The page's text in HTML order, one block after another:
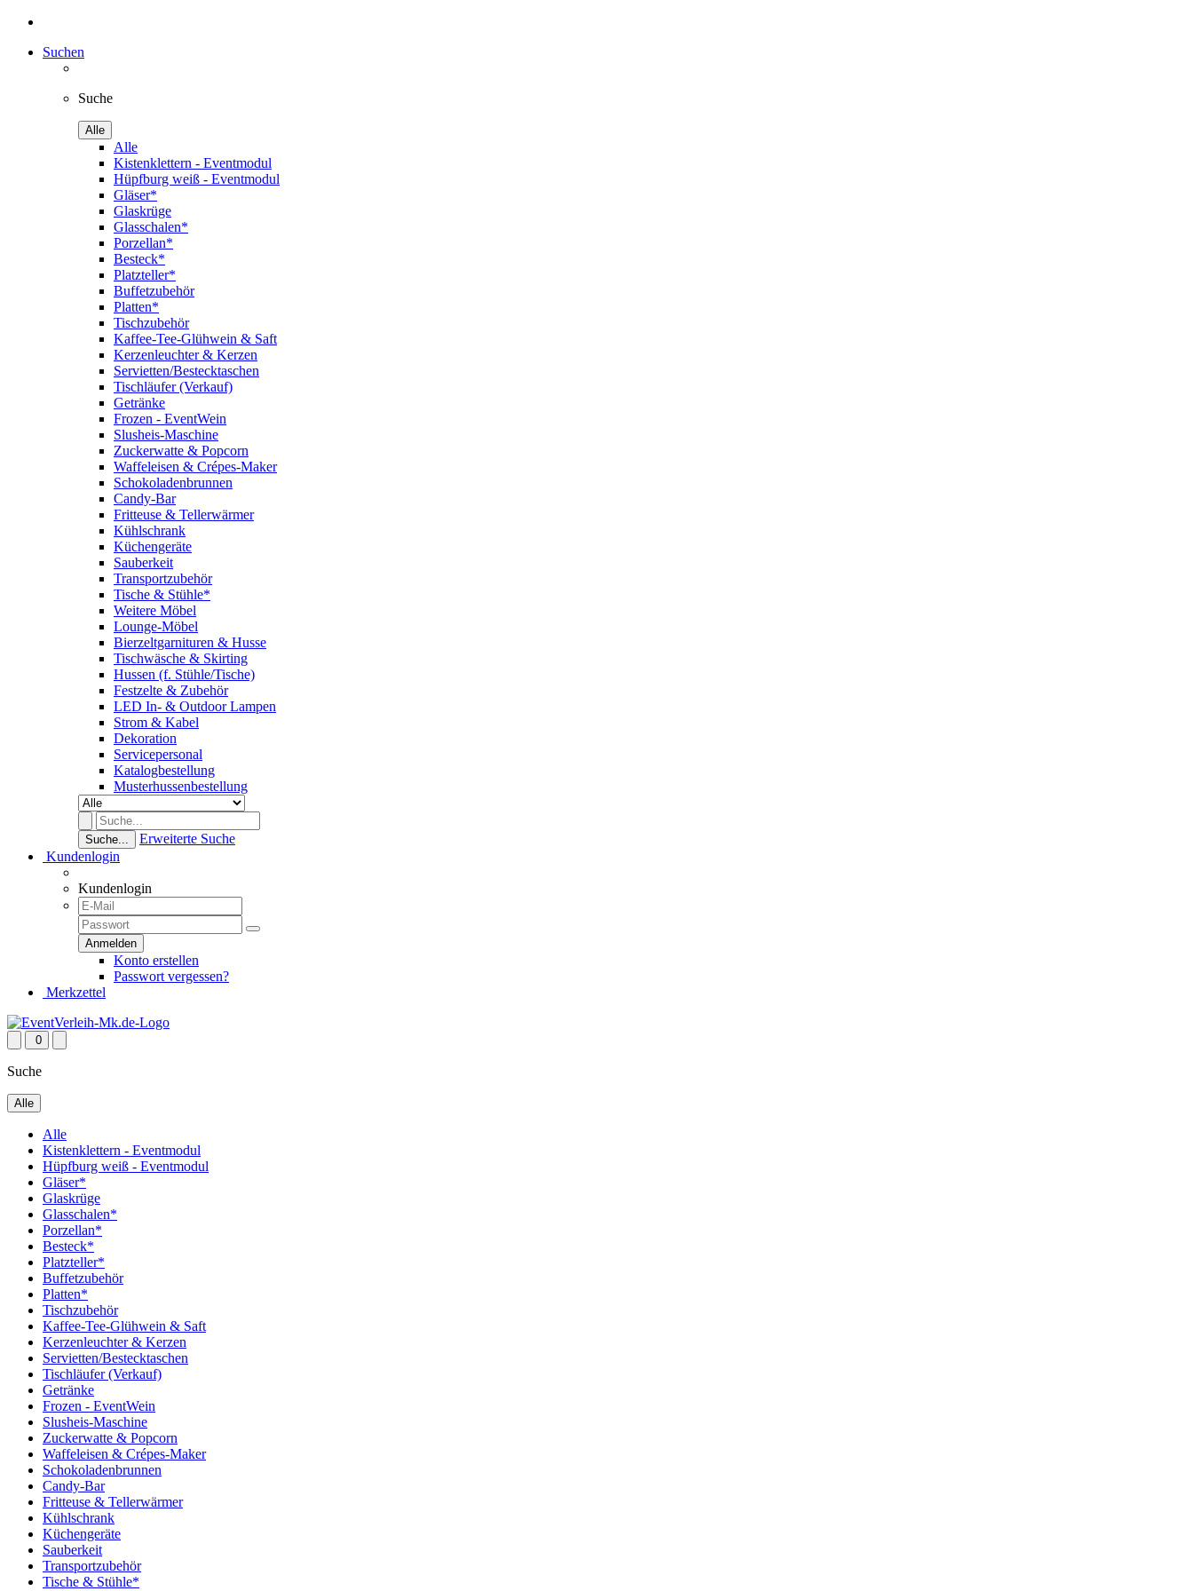
Suchen
Suche
Alle
Alle
Kistenklettern - Eventmodul
Hüpfburg weiß - Eventmodul
Gläser*
Glaskrüge
Glasschalen*
Porzellan*
Besteck*
Platzteller*
Buffetzubehör
Platten*
Tischzubehör
Kaffee-Tee-Glühwein & Saft
Kerzenleuchter & Kerzen
Servietten/Bestecktaschen
Tischläufer (Verkauf)
Getränke
Frozen - EventWein
Slusheis-Maschine
Zuckerwatte & Popcorn
Waffeleisen & Crépes-Maker
Schokoladenbrunnen
Candy-Bar
Fritteuse & Tellerwärmer
Kühlschrank
Küchengeräte
Sauberkeit
Transportzubehör
Tische & Stühle*
Weitere Möbel
Lounge-Möbel
Bierzeltgarnituren & Husse
Tischwäsche & Skirting
Hussen (f. Stühle/Tische)
Festzelte & Zubehör
LED In- & Outdoor Lampen
Strom & Kabel
Dekoration
Servicepersonal
Katalogbestellung
Musterhussenbestellung
Suche...
Erweiterte Suche
Kundenlogin
Kundenlogin
Konto erstellen
Passwort vergessen?
Merkzettel
0
Suche
Alle
Alle
Kistenklettern - Eventmodul
Hüpfburg weiß - Eventmodul
Gläser*
Glaskrüge
Glasschalen*
Porzellan*
Besteck*
Platzteller*
Buffetzubehör
Platten*
Tischzubehör
Kaffee-Tee-Glühwein & Saft
Kerzenleuchter & Kerzen
Servietten/Bestecktaschen
Tischläufer (Verkauf)
Getränke
Frozen - EventWein
Slusheis-Maschine
Zuckerwatte & Popcorn
Waffeleisen & Crépes-Maker
Schokoladenbrunnen
Candy-Bar
Fritteuse & Tellerwärmer
Kühlschrank
Küchengeräte
Sauberkeit
Transportzubehör
Tische & Stühle*